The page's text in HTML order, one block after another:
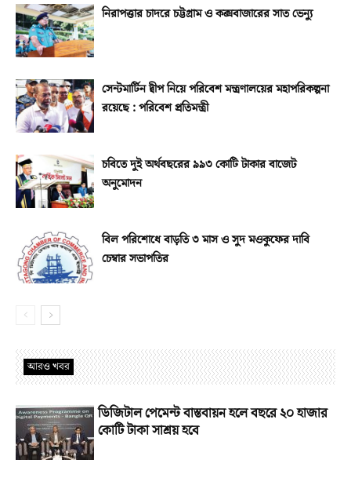
নিরাপত্তার চাদরে চট্টগ্রাম ও কক্সবাজারের সাত ভেন্যু
সেন্টমার্টিন দ্বীপ নিয়ে পরিবেশ মন্ত্রণালয়ের মহাপরিকল্পনা
রয়েছে : পরিবেশ প্রতিমন্ত্রী
চবিতে দুই অর্থবছরের ৯৯৩ কোটি টাকার বাজেট
অনুমোদন
বিল পরিশোধে বাড়তি ৩ মাস ও সুদ মওকুফের দাবি
চেম্বার সভাপতির
আরও খবর
ডিজিটাল পেমেন্ট বাস্তবায়ন হলে বছরে ২০ হাজার
কোটি টাকা সাশ্রয় হবে